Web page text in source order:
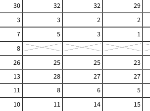
30 32 32 29
3 3 2 2
7 5 3 1
8
26 25 25 23
13 28 27 27
11 8 6 5
10 11 14 15